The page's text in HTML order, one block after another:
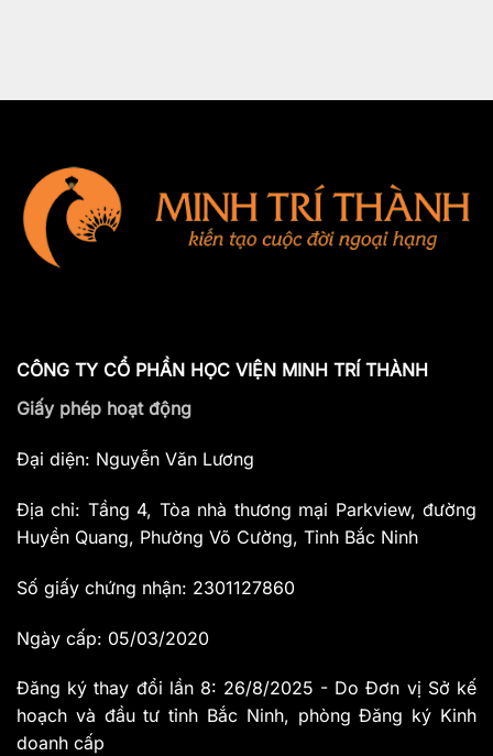
CÔNG TY CỔ PHẦN HỌC VIỆN MINH TRÍ THÀNH
Giấy phép hoạt động
Đại diện: Nguyễn Văn Lương
Địa chỉ: Tầng 4, Tòa nhà thương mại Parkview, đường
Huyền Quang, Phường Võ Cường, Tỉnh Bắc Ninh
Số giấy chứng nhận: 2301127860
Ngày cấp: 05/03/2020
Đăng ký thay đổi lần 8: 26/8/2025 - Do Đơn vị Sở kế
hoạch và đầu tư tỉnh Bắc Ninh, phòng Đăng ký Kinh
doanh cấp